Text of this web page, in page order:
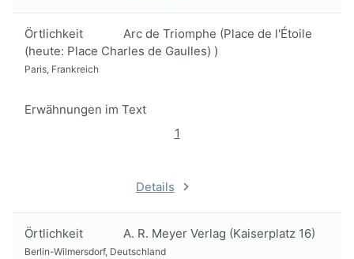
Örtlichkeit
Arc de Triomphe (Place de l'Étoile
(heute: Place Charles de Gaulles) )
Paris, Frankreich
Erwähnungen im Text
1
Details
Örtlichkeit A. R. Meyer Verlag (Kaiserplatz 16)
Berlin-Wilmersdorf, Deutschland